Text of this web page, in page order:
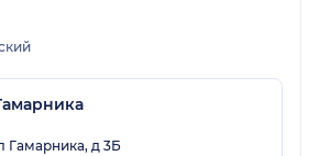
Гамарника, д 3Б